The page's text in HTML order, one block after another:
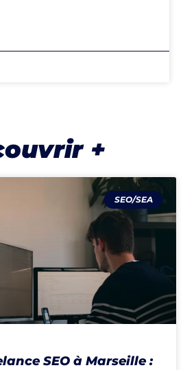
+
SEO/SEA
SEO à Marseille :